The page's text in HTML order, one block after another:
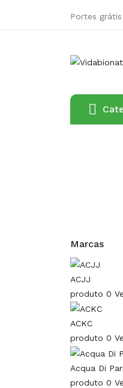
Portes
Marcas
ACJJ
produto 0
ACKC
produto 0
Acqua Di
produto 0